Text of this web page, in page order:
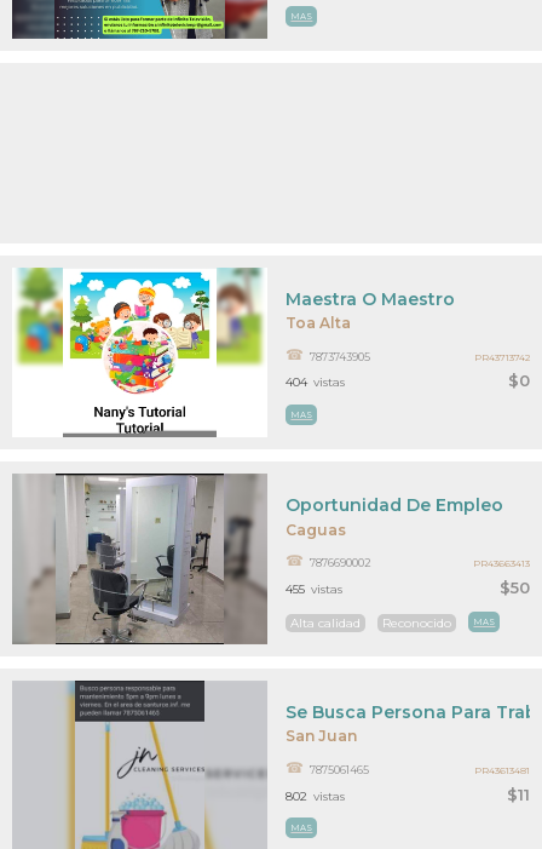
MAS
Toa Alta
$0
Maestra O Maestro
7873743905
MAS
404 vistas
PR43713742
Caguas
$50
Oportunidad De Empleo
7876690002
Alta calidad Reconocido MAS
455 vistas
PR43663413
San Juan
$11
Se Busca Persona Para
7875061465
MAS
802 vistas
PR43613481